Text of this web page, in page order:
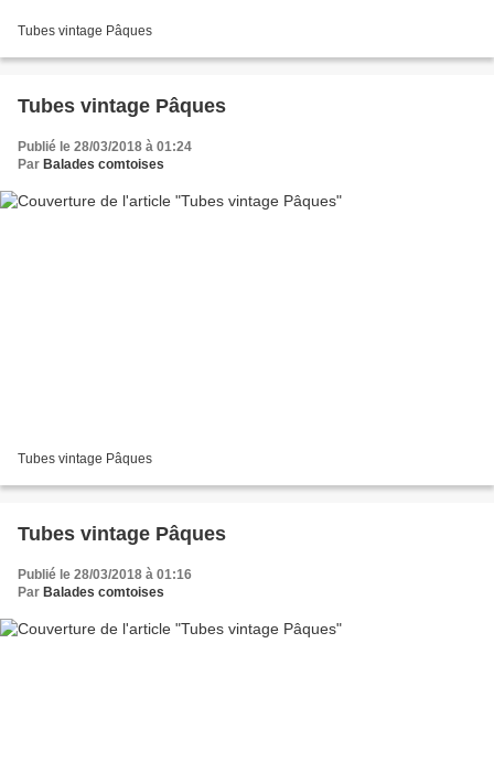
Tubes vintage Pâques
Tubes vintage Pâques
Publié le 28/03/2018 à 01:24
Par Balades comtoises
Tubes vintage Pâques
Tubes vintage Pâques
Publié le 28/03/2018 à 01:16
Par Balades comtoises